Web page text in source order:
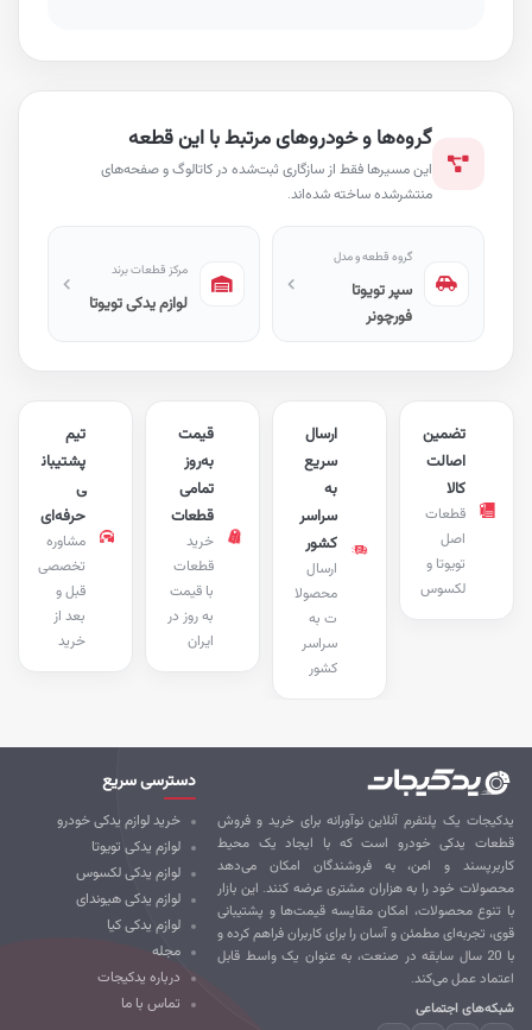
گروه‌ها و خودروهای مرتبط با این قطعه
این مسیرها فقط از سازگاری ثبت‌شده در کاتالوگ و صفحه‌های
منتشرشده ساخته شده‌اند.
گروه قطعه و مدل
سپر تویوتا
فورچونر
مرکز قطعات برند
لوازم یدکی تویوتا
پشتیبان
حرفه‌ای
مشاوره
تخصصی
قبل و
بعد از
خرید
قیمت
به‌روز
تمامی
قطعات
خرید
قطعات
با قیمت
به روز در
ایران
ارسال
سریع
سراسر
کشور
ارسال
محصولا
ت به
سراسر
کشور
تضمین
اصالت
قطعات
تویوتا و
لکسوس
یک پلتفرم آنلاین نوآورانه برای خرید و فروش
یدکی خودرو است که با ایجاد یک محیط
و امن، به فروشندگان امکان می‌دهد
خود را به هزاران مشتری عرضه کنند. این بازار
تنوع محصولات، امکان مقایسه قیمت‌ها و پشتیبانی
تجربه‌ای مطمئن و آسان را برای کاربران فراهم کرده و
با 20 سال سابقه در صنعت، به عنوان یک واسط قابل
عمل می‌کند.
اجتماعی
دسترسی سریع
خرید لوازم یدکی خودرو
لوازم یدکی تویوتا
لوازم یدکی لکسوس
لوازم یدکی هیوندای
لوازم یدکی کیا
مجله
درباره یدکیجات
تماس با ما